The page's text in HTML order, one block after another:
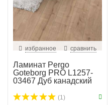
избранное сравнить
Ламинат Pergo
Goteborg PRO L1257-
03467 Дуб канадский
(1)